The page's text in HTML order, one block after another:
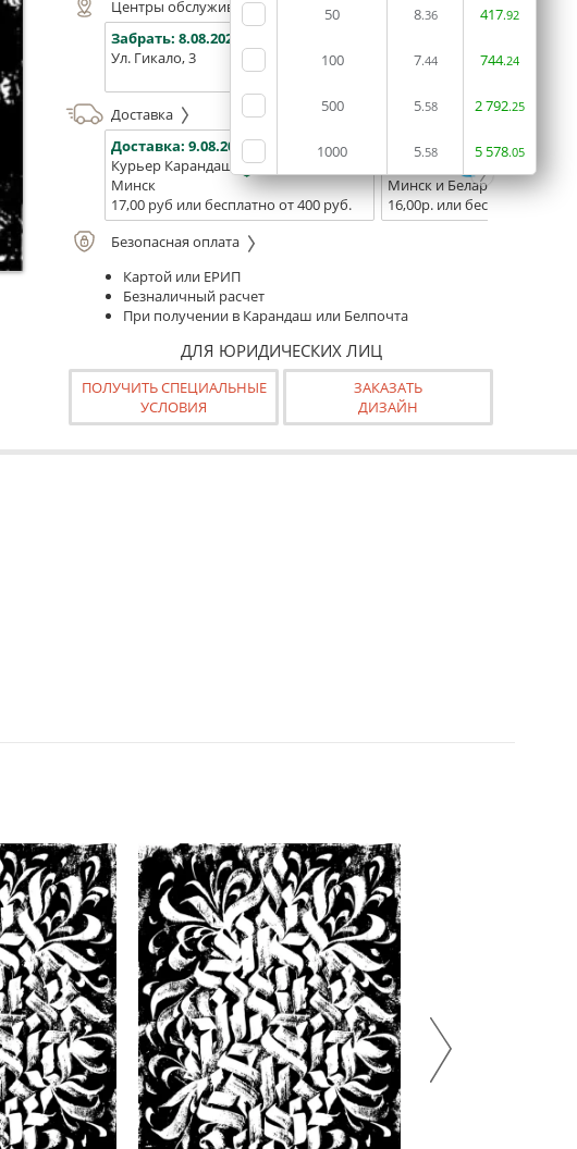
50 8.36 417.92
100 7.44 744.24
500 5.58 2792.25
1000 5.58 5 578.05
Центры обслуживания, самовывоз
Забрать: 8.08.2026
Ул. Гикало, 3
Ул. Б. Хмельницкого, 7
Доставка
Доставка: 9.08.2026
Курьер Карандаш
Минск
17,00 руб или бесплатно от 400 руб.
Доставка:
11.08.2026 -
Минск и Беларусь
16,00р. или бесплатно от
Безопасная оплата
Картой или ЕРИП
Безналичный расчет
При получении в Карандаш или Белпочта
ДЛЯ ЮРИДИЧЕСКИХ ЛИЦ
ПОЛУЧИТЬ СПЕЦИАЛЬНЫЕ
УСЛОВИЯ
ЗАКАЗАТЬ
ДИЗАЙН